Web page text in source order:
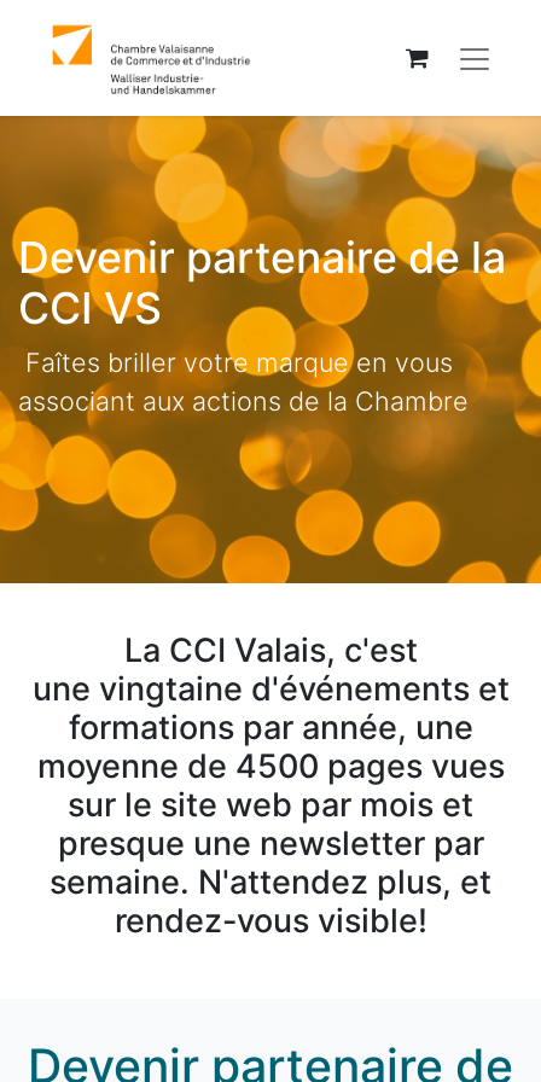
Devenir partenaire de la
CCI VS
Faîtes briller votre marque en vous
associant aux actions de la Chambre
La CCI Valais, c'est
une vingtaine d'événements et
formations par année, une
moyenne de 4500 pages vues
sur le site web par mois et
presque une newsletter par
semaine. N'attendez plus, et
rendez-vous visible!
Devenir partenaire de